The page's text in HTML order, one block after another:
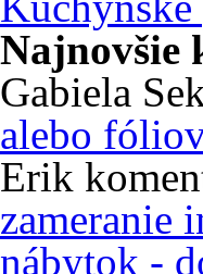
Najnovšie
Gabiela
alebo
Erik
zameranie
nábytok -